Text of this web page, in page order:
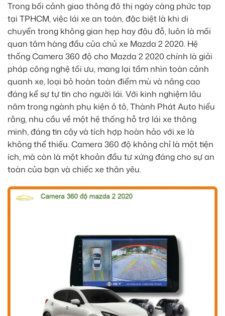
Trong bối cảnh giao thông đô thị ngày càng phức tạp
tại TPHCM, việc lái xe an toàn, đặc biệt là khi di
chuyển trong không gian hẹp hay đậu đỗ, luôn là mối
quan tâm hàng đầu của chủ xe Mazda 2 2020. Hệ
thống Camera 360 độ cho Mazda 2 2020 chính là giải
pháp công nghệ tối ưu, mang lại tầm nhìn toàn cảnh
quanh xe, loại bỏ hoàn toàn điểm mù và nâng cao
đáng kể sự tự tin cho người lái. Với kinh nghiệm lâu
năm trong ngành phụ kiện ô tô, Thành Phát Auto hiểu
rằng, nhu cầu về một hệ thống hỗ trợ lái xe thông
minh, đáng tin cậy và tích hợp hoàn hảo với xe là
không thể thiếu. Camera 360 độ không chỉ là một tiện
ích, mà còn là một khoản đầu tư xứng đáng cho sự an
toàn của bạn và chiếc xe thân yêu.